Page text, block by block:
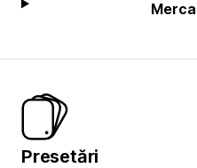
Presetări